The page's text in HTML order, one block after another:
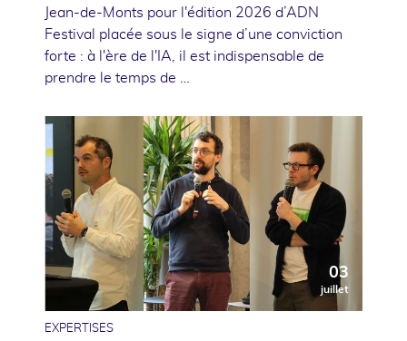
Jean-de-Monts pour l'édition 2026 d’ADN
Festival placée sous le signe d’une conviction
forte : à l'ère de l'IA, il est indispensable de
prendre le temps de …
03
juillet
EXPERTISES